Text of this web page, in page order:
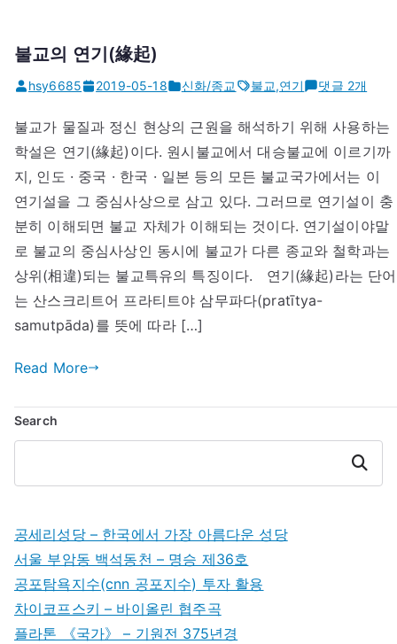
불교의 연기(緣起)
hsy6685 2019-05-18 신화/종교 불교,연기
불
의
연
기
(緣
起)
댓글 2개
불교가 물질과 정신 현상의 근원을 해석하기 위해 사용하는
학설은 연기(緣起)이다. 원시불교에서 대승불교에 이르기까
지, 인도 · 중국 · 한국 · 일본 등의 모든 불교국가에서는 이
연기설을 그 중심사상으로 삼고 있다. 그러므로 연기설이 충
분히 이해되면 불교 자체가 이해되는 것이다. 연기설이야말
로 불교의 중심사상인 동시에 불교가 다른 종교와 철학과는
상위(相違)되는 불교특유의 특징이다. 연기(緣起)라는 단어
는 산스크리트어 프라티트야 삼무파다(pratītya-
samutpāda)를 뜻에 따라 […]
Read More
Search
Search
공세리성당 – 한국에서 가장 아름다운 성당
서울 부암동 백석동천 – 명승 제36호
공포탐욕지수(cnn 공포지수) 투자 활용
차이코프스키 – 바이올린 협주곡
플라톤 《국가》 – 기원전 375년경